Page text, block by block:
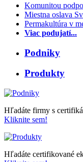
Komunitou
Miestna oslava
Permakultúra v
Viac podujatí...
Podniky
Produkty
Hľadáte firmy s
Kliknite sem!
Hľadáte certifikované